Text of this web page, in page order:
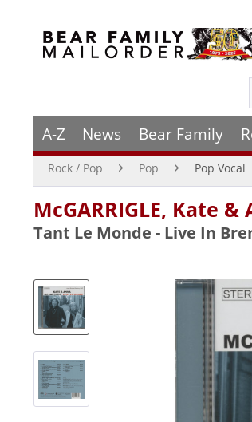
A-Z News Bear Family
Rock / Pop Pop Pop Vocal
McGARRIGLE, Kate &
Tant Le Monde - Live In